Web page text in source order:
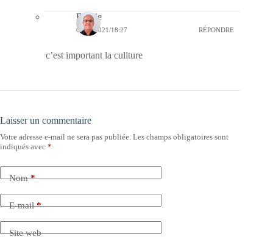
Bernie
04/05/2021/18:27 RÉPONDRE
c’est important la cullture
Laisser un commentaire
Votre adresse e-mail ne sera pas publiée. Les champs obligatoires sont
indiqués avec *
Nom*
E-mail*
Site web